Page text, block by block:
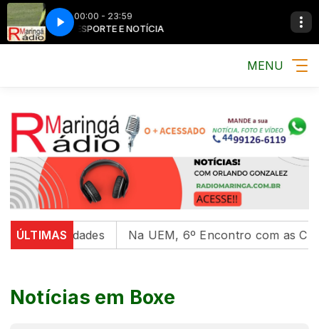
00:00 - 23:59
MÚSICA, ESPORTE E NOTÍCIA MÚSICA,
MENU
ÚLTIMAS Na UEM, 6º Encontro com as Culturas
Notícias em Boxe